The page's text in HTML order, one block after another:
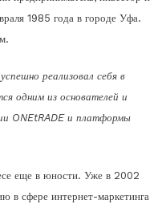
1985 года в городе Уфа.
реализовал себя в
одним из основателей и
ONEtRADE и платформы
еще в юности. Уже в 2002
в сфере интернет-маркетинга